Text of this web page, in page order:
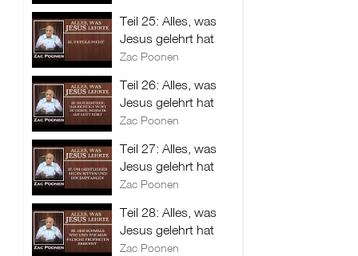
Teil 25: Alles, was
Jesus gelehrt hat
Zac Poonen
Teil 26: Alles, was
Jesus gelehrt hat
Zac Poonen
Teil 27: Alles, was
Jesus gelehrt hat
Zac Poonen
Teil 28: Alles, was
Jesus gelehrt hat
Zac Poonen